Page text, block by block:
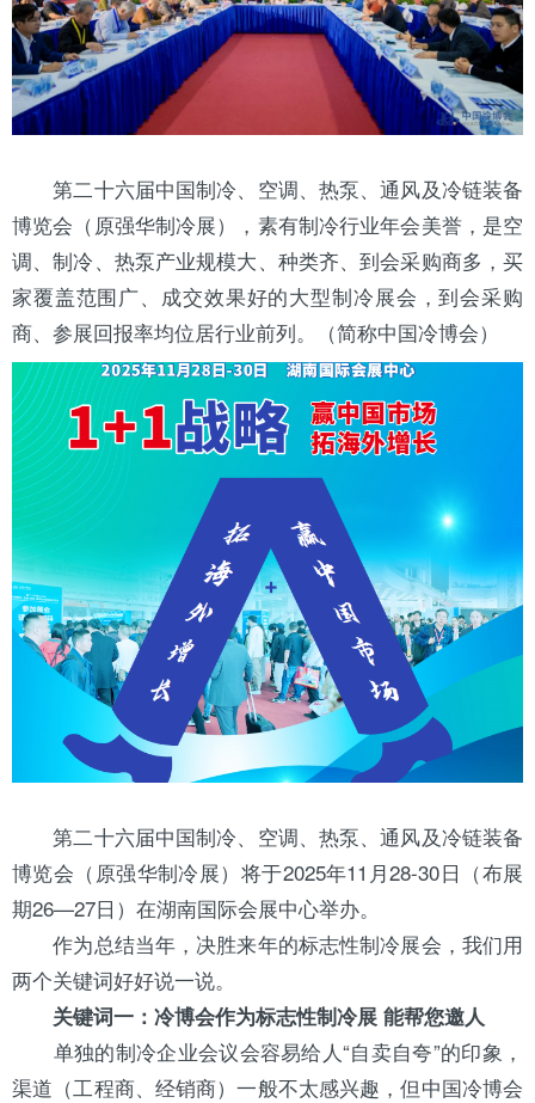
第二十六届中国制冷、 空调、 热泵、通风及冷链装备
博览会（原强华制冷展），素有制冷行业年会美誉，是空
调、制冷、热泵产业规模大、种类齐、到会采购商多，买
家覆盖范围广、成交效果好的大型制冷展会，到会采购
商、参展回报率均位居行业前列。（简称中国冷博会）
第二十六届中国制冷、空调、热泵、通风及冷链装备
博览会（原强华制冷展）将于2025年11月28-30日（布展
期26—27日）在湖南国际会展中心举办。
作为总结当年，决胜来年的标志性制冷展会，我们用
两个关键词好好说一说。
关键词一：冷博会作为标志性制冷展 能帮您邀人
单独的制冷企业会议会容易给人“自卖自夸”的印象，
渠道（工程商、经销商）一般不太感兴趣，但中国冷博会